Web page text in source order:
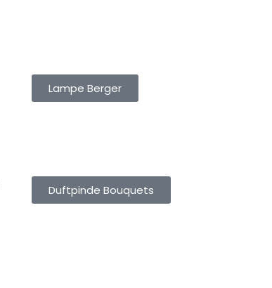
Lampe Berger
Duftpinde Bouquets